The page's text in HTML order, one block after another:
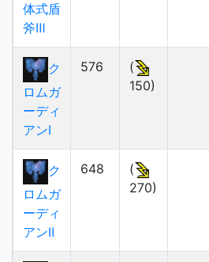
体式盾
斧Ⅲ
ク
ロムガ
ーディ
アンⅠ
576
(
150)
ク
ロムガ
ーディ
アンⅡ
648
(
270)